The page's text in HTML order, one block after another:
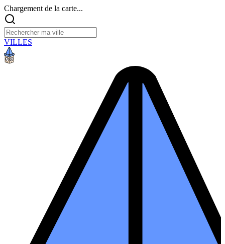
Chargement de la carte...
VILLES